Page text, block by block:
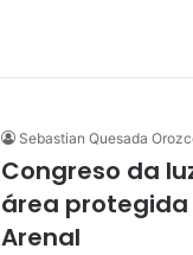
Sebastian Quesada
Congreso da
área protegida
Arenal